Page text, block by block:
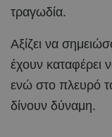
τραγωδία.
Αξίζει να
έχουν καταφέρει
ενώ στο πλευρό
δίνουν δύναμη.